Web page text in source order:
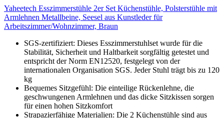
Yaheetech Esszimmerstühle 2er Set Küchenstühle, Polsterstühle mit
Armlehnen Metallbeine, Seesel aus Kunstleder für
Arbeitszimmer/Wohnzimmer, Braun
SGS-zertifiziert: Dieses Esszimmerstuhlset wurde für die
Stabilität, Sicherheit und Haltbarkeit sorgfältig getestet und
entspricht der Norm EN12520, festgelegt von der
internationalen Organisation SGS. Jeder Stuhl trägt bis zu 120
kg
Bequemes Sitzgefühl: Die einteilige Rückenlehne, die
geschwungenen Armlehnen und das dicke Sitzkissen sorgen
für einen hohen Sitzkomfort
Strapazierfähige Materialien: Die 2 Küchenstühle sind aus